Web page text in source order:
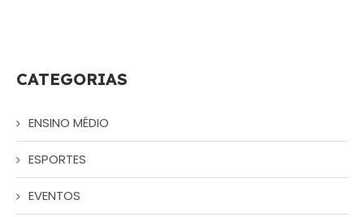
CATEGORIAS
ENSINO MÉDIO
ESPORTES
EVENTOS